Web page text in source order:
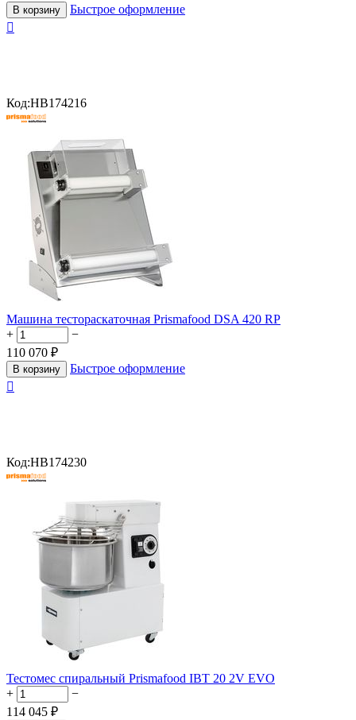
В корзину
Быстрое оформление

Код:HB174216
Машина тестораскаточная Prismafood DSA 420 RP
+
−
110 070 ₽
В корзину
Быстрое оформление

Код:HB174230
Тестомес спиральный Prismafood IBT 20 2V EVO
+
−
114 045 ₽